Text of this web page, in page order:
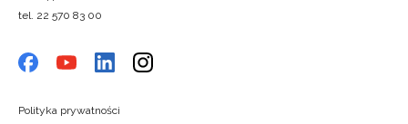
tel. 22 570 83 00
Polityka prywatności